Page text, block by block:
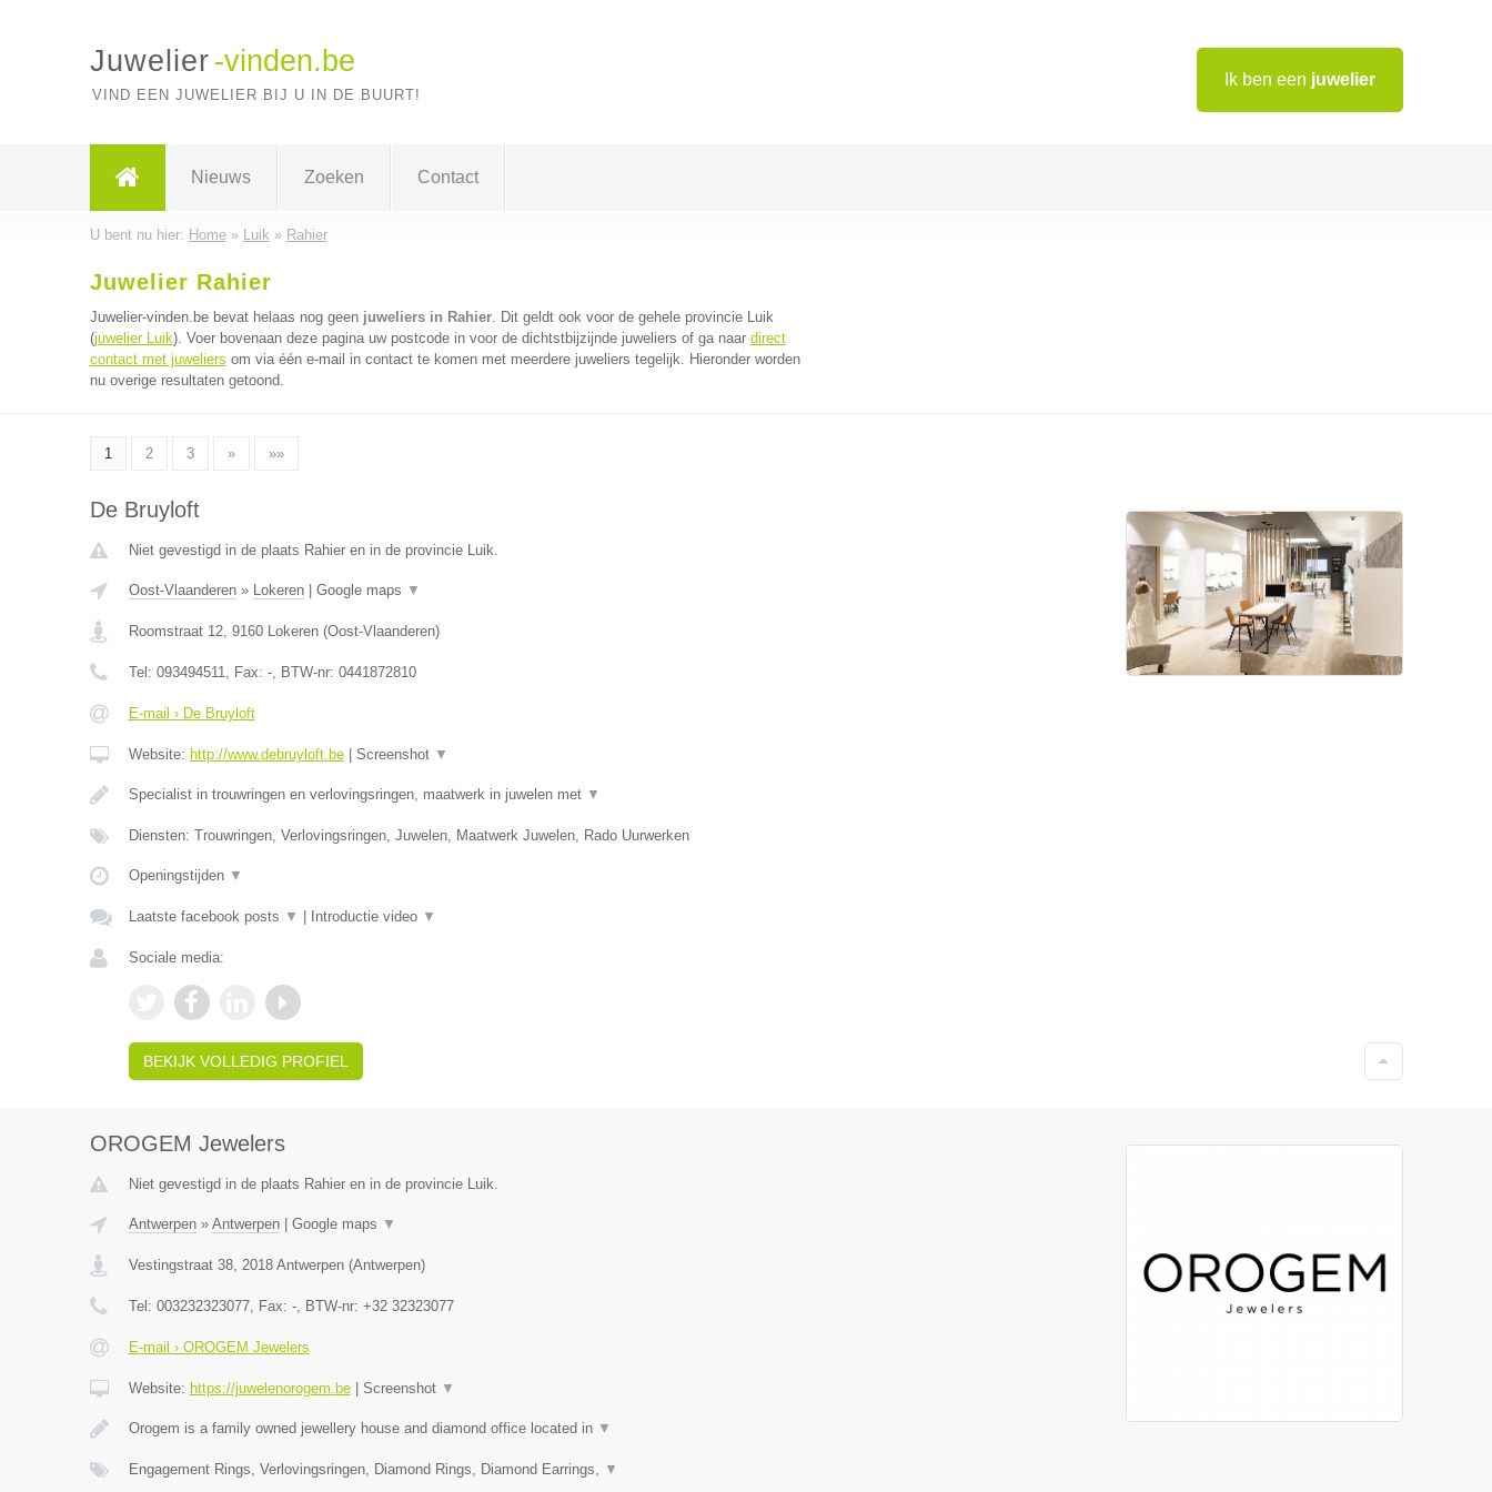
Ik ben een juwelier
Juwelier -vinden.be
VIND EEN JUWELIER BIJ U IN DE BUURT!
Nieuws Zoeken Contact
U bent nu hier: Home» Luik » Rahier
Juwelier Rahier
Juwelier-vinden.be bevat helaas nog geen juweliers in Rahier. Dit geldt ook voor de gehele provincie Luik
(juwelier Luik). Voer bovenaan deze pagina uw postcode in voor de dichtstbijzijnde juweliers of ga naar direct
contact met juweliers om via één e-mail in contact te komen met meerdere juweliers tegelijk. Hieronder worden
nu overige resultaten getoond.
1 2 3 » »»
De Bruyloft
Niet gevestigd in de plaats Rahier en in de provincie Luik.
Oost-Vlaanderen» Lokeren| Google maps ▼
Roomstraat 12, 9160 Lokeren(Oost-Vlaanderen)
Tel: 093494511, Fax: -, BTW-nr: 0441872810
E-mail › De Bruyloft
Website: http://www.debruyloft.be| Screenshot ▼
Specialist in trouwringen en verlovingsringen, maatwerk in juwelen met ▼
Diensten: Trouwringen, Verlovingsringen, Juwelen, Maatwerk Juwelen, Rado Uurwerken
Openingstijden ▼
Laatste facebook posts ▼ Introductie video ▼
Sociale media:
BEKIJK VOLLEDIG PROFIEL
OROGEM Jewelers
Niet gevestigd in de plaats Rahier en in de provincie Luik.
Antwerpen» Antwerpen| Google maps ▼
Vestingstraat 38, 2018 Antwerpen(Antwerpen)
Tel: 003232323077, Fax: -, BTW-nr: +32 32323077
E-mail › OROGEM Jewelers
Website: https://juwelenorogem.be| Screenshot ▼
Orogem is a family owned jewellery house and diamond office located in ▼
Engagement Rings, Verlovingsringen, Diamond Rings, Diamond Earrings, ▼